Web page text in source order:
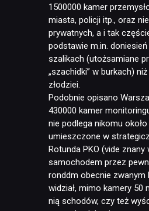
1500000 kamer
miasta, policji itp., oraz
prywatnych, a i tak
podstawie m.in.
szalikach (utożsamiane
„szachidki” w burkach)
złodziei.
Podobnie opisano
430000 kamer
nie podlega nikomu
umieszczone w
Rotunda PKO (vide
samochodem przez
ronddm obecnie zwanym
widział, mimo kamery
nią schodów, czy też